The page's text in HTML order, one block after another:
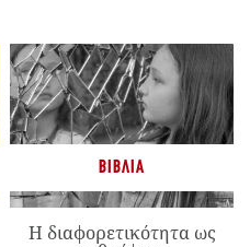
ΒΙΒΛΊΑ
Η διαφορετικότητα ως